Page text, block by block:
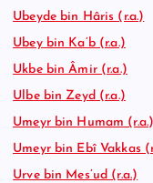
Ubeyde bin Hâris (r.a.)
Ubey bin Ka’b (r.a.)
Ukbe bin Âmir (r.a.)
Ulbe bin Zeyd (r.a.)
Umeyr bin Humam (r.a.)
Umeyr bin Ebî Vakkas
Urve bin Mes’ud (r.a.)